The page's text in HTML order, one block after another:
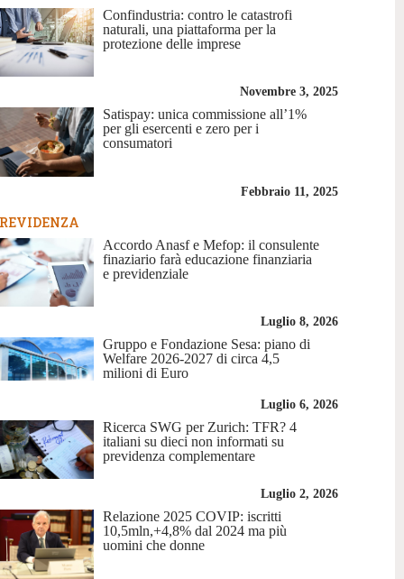
Confindustria: contro le catastrofi
naturali, una piattaforma per la
protezione delle imprese
Novembre 3, 2025
Satispay: unica commissione all’1%
per gli esercenti e zero per i
consumatori
Febbraio 11, 2025
Accordo Anasf e Mefop: il consulente
finaziario farà educazione finanziaria
e previdenziale
Luglio 8, 2026
Gruppo e Fondazione Sesa: piano di
Welfare 2026-2027 di circa 4,5
milioni di Euro
Luglio 6, 2026
Ricerca SWG per Zurich: TFR? 4
italiani su dieci non informati su
previdenza complementare
Luglio 2, 2026
Relazione 2025 COVIP: iscritti
10,5mln,+4,8% dal 2024 ma più
uomini che donne